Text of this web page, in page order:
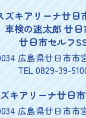
ズキアリーナ廿日
車検の速太郎 廿日
廿日市セルフ
広島県廿日市市
TEL 0829-39-
キアリーナ廿日
広島県廿日市市